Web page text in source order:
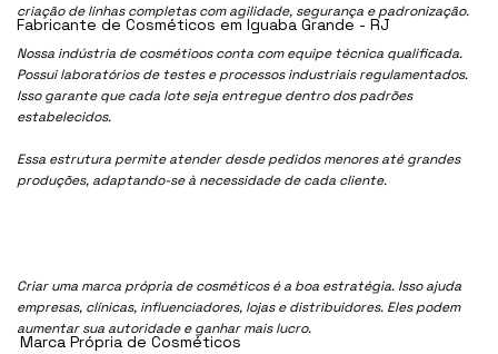
criação de linhas completas com agilidade, segurança e padronização.
Nossa indústria de cosmétioos conta com equipe técnica qualificada.
Possui laboratórios de testes e processos industriais regulamentados.
Isso garante que cada lote seja entregue dentro dos padrões
estabelecidos.
Essa estrutura permite atender desde pedidos menores até grandes
produções, adaptando-se à necessidade de cada cliente.
Criar uma marca própria de cosméticos é a boa estratégia. Isso ajuda
empresas, clínicas, influenciadores, lojas e distribuidores. Eles podem
aumentar sua autoridade e ganhar mais lucro.
Fabricante de Cosméticos em Iguaba Grande - RJ
Marca Própria de Cosméticos